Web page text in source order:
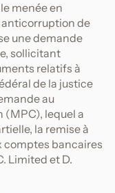
menée en
anticorruption de
une demande
sollicitant
relatifs à
de la justice
au
lequel a
la remise à
comptes bancaires
Limited et D.